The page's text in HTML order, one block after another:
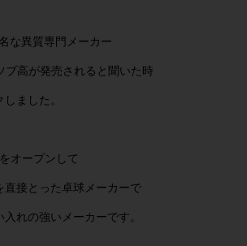
な異質専門メーカー
ブ高が発売されると聞いた時
ました。
オープンして
直接とった卓球メーカーで
れの強いメーカーです。